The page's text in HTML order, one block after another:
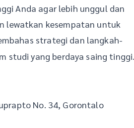
Anda agar lebih unggul dan
lewatkan kesempatan untuk
strategi dan langkah-
studi yang berdaya saing tinggi.
No. 34, Gorontalo